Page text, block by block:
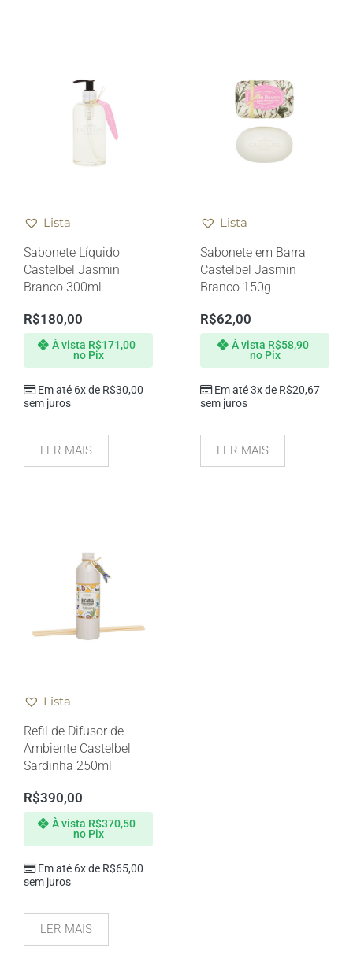
Lista
Sabonete Líquido
Castelbel Jasmin
Branco 300ml
R$180,00
Em até 6x de R$30,00
sem juros
À vista R$171,00
no Pix
LER MAIS
Lista
Sabonete em Barra
Castelbel Jasmin
Branco 150g
R$62,00
Em até 3x de R$20,67
sem juros
À vista R$58,90
no Pix
LER MAIS
Lista
Refil de Difusor de
Ambiente Castelbel
Sardinha 250ml
R$390,00
Em até 6x de R$65,00
sem juros
À vista R$370,50
no Pix
LER MAIS